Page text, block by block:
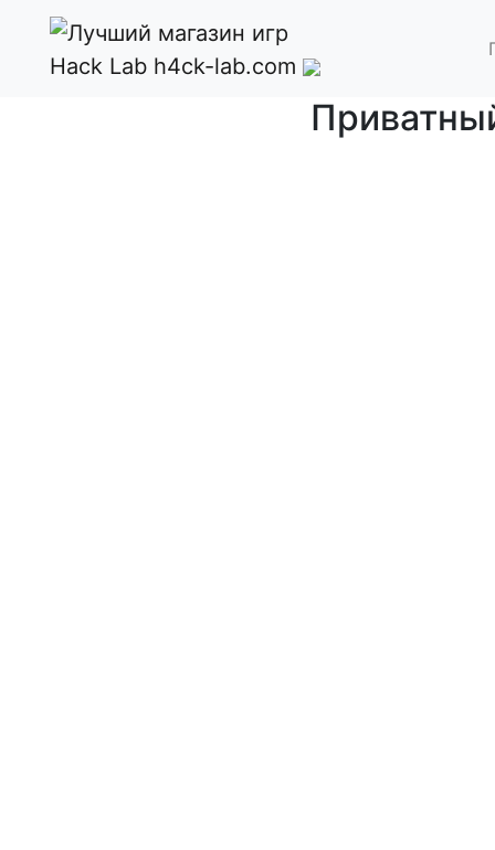
Hack Lab h4ck-lab.com